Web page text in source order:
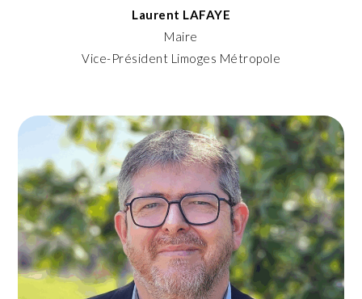
Laurent LAFAYE
Maire
Vice-Président Limoges Métropole